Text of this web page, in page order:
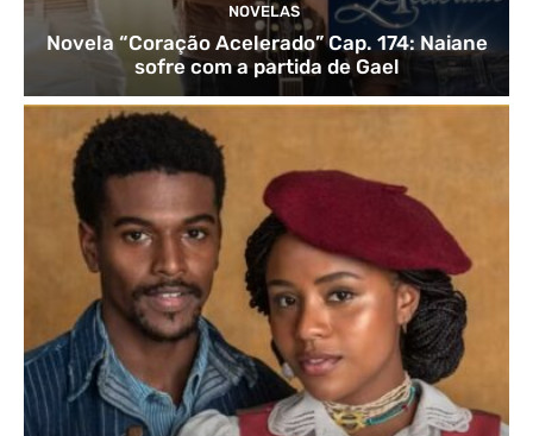
NOVELAS
Novela “Coração Acelerado” Cap. 174: Naiane
sofre com a partida de Gael